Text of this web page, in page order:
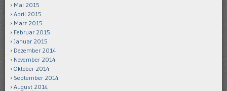
Mai 2015
April 2015
März 2015
Februar 2015
Januar 2015
Dezember 2014
November 2014
Oktober 2014
September 2014
August 2014